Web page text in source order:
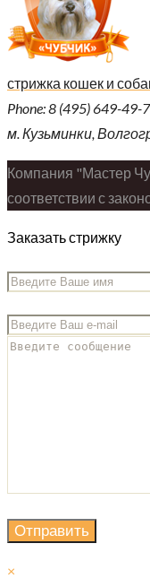
стрижка кошек и
Phone: 8 (495) 649-49-
м. Кузьминки,
Компания "Мастер
соответствии с
Заказать стрижку
×